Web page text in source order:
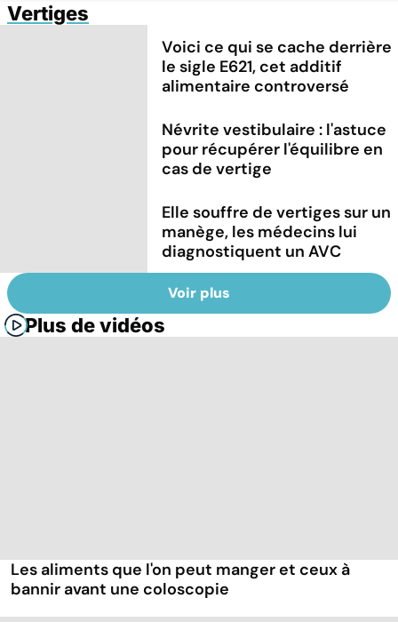
Vertiges
Voici ce qui se cache derrière
le sigle E621, cet additif
alimentaire controversé
Névrite vestibulaire : l'astuce
pour récupérer l'équilibre en
cas de vertige
Elle souffre de vertiges sur un
manège, les médecins lui
diagnostiquent un AVC
Voir plus
Plus de vidéos
Les aliments que l'on peut manger et ceux à
bannir avant une coloscopie